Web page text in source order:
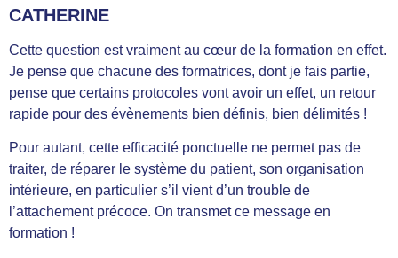
CATHERINE
Cette question est vraiment au cœur de la formation en effet.
Je pense que chacune des formatrices, dont je fais partie,
pense que certains protocoles vont avoir un effet, un retour
rapide pour des évènements bien définis, bien délimités !
Pour autant, cette efficacité ponctuelle ne permet pas de
traiter, de réparer le système du patient, son organisation
intérieure, en particulier s’il vient d’un trouble de
l’attachement précoce. On transmet ce message en
formation !